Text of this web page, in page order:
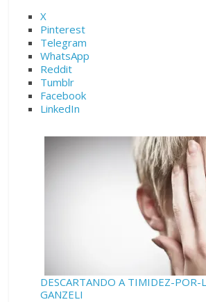
X
Pinterest
Telegram
WhatsApp
Reddit
Tumblr
Facebook
LinkedIn
DESCARTANDO A TIMIDEZ-POR-
GANZELI